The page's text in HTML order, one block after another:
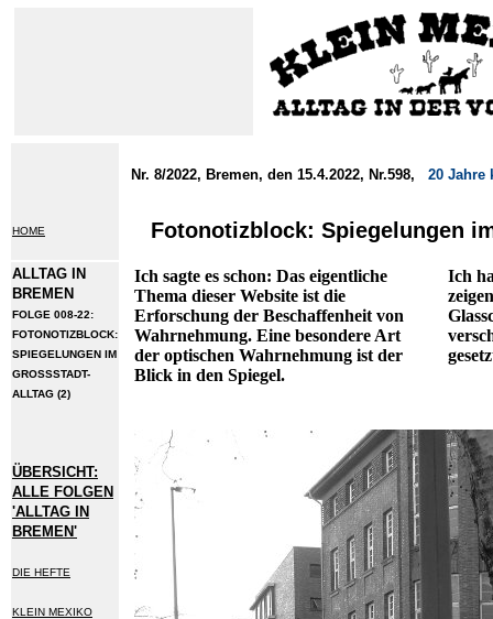
HOME
Nr. 8/2022, Bremen, den 15.4.2022, Nr.598, 20 Jahre
Fotonotizblock: Spiegelungen
ALLTAG IN
BREMEN
FOLGE 008-22:
FOTONOTIZBLOCK:
SPIEGELUNGEN IM
GROSSSTADT-
ALLTAG (2)
ÜBERSICHT:
ALLE FOLGEN
'ALLTAG IN
BREMEN'
DIE HEFTE
KLEIN MEXIKO
Ich sagte es schon: Das eigentliche
Thema dieser Website ist die
Erforschung der Beschaffenheit von
Wahrnehmung. Eine besondere Art
der optischen Wahrnehmung ist der
Blick in den Spiegel.
Ich